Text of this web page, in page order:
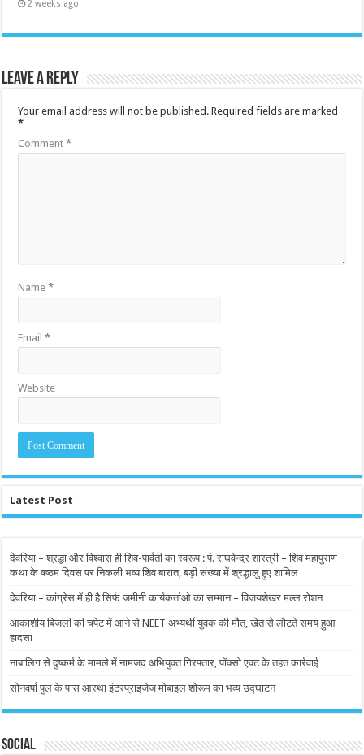
2 weeks ago
Leave a Reply
Your email address will not be published. Required fields are marked
*
Comment*
Name*
Email*
Website
Latest Post
देवरिया – श्रद्धा और विश्वास ही शिव-पार्वती का स्वरूप : पं. राघवेन्द्र शास्त्री – शिव महापुराण
कथा के षष्ठम दिवस पर निकली भव्य शिव बारात, बड़ी संख्या में श्रद्धालु हुए शामिल
देवरिया – कांग्रेस में ही है सिर्फ जमीनी कार्यकर्ताओ का सम्मान – विजयशेखर मल्ल रोशन
आकाशीय बिजली की चपेट में आने से NEET अभ्यर्थी युवक की मौत, खेत से लौटते समय हुआ
हादसा
नाबालिग से दुष्कर्म के मामले में नामजद अभियुक्त गिरफ्तार, पॉक्सो एक्ट के तहत कार्रवाई
सोनवर्षा पुल के पास आस्था इंटरप्राइजेज मोबाइल शोरूम का भव्य उद्घाटन
Social